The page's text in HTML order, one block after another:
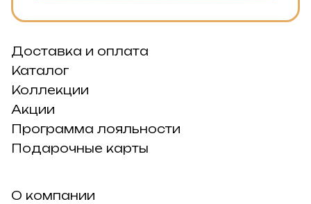
Доставка и оплата
Каталог
Коллекции
Акции
Программа лояльности
Подарочные карты
О компании